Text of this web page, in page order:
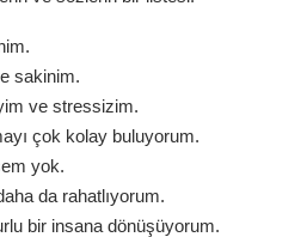
sakinim.
ve stressizim.
çok kolay buluyorum.
yok.
da rahatlıyorum.
bir insana dönüşüyorum.